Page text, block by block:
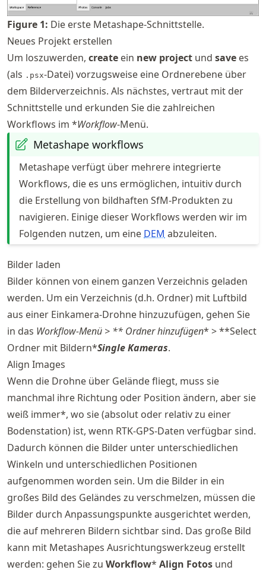
Figure 1: Die erste Metashape-Schnittstelle.
Neues Projekt erstellen
Um loszuwerden, create ein new project und save es
(als .psx-Datei) vorzugsweise eine Ordnerebene über
dem Bilderverzeichnis. Als nächstes, vertraut mit der
Schnittstelle und erkunden Sie die zahlreichen
Workflows im *Workflow-Menü.
Metashape workflows
Metashape verfügt über mehrere integrierte
Workflows, die es uns ermöglichen, intuitiv durch
die Erstellung von bildhaften SfM-Produkten zu
navigieren. Einige dieser Workflows werden wir im
Folgenden nutzen, um eine DEM abzuleiten.
Bilder laden
Bilder können von einem ganzen Verzeichnis geladen
werden. Um ein Verzeichnis (d.h. Ordner) mit Luftbild
aus einer Einkamera-Drohne hinzuzufügen, gehen Sie
in das Workflow-Menü > ** Ordner hinzufügen* > **Select
Ordner mit Bildern*Single Kameras.
Align Images
Wenn die Drohne über Gelände fliegt, muss sie
manchmal ihre Richtung oder Position ändern, aber sie
weiß immer*, wo sie (absolut oder relativ zu einer
Bodenstation) ist, wenn RTK-GPS-Daten verfügbar sind.
Dadurch können die Bilder unter unterschiedlichen
Winkeln und unterschiedlichen Positionen
aufgenommen worden sein. Um die Bilder in ein
großes Bild des Geländes zu verschmelzen, müssen die
Bilder durch Anpassungspunkte ausgerichtet werden,
die auf mehreren Bildern sichtbar sind. Das große Bild
kann mit Metashapes Ausrichtungswerkzeug erstellt
werden: gehen Sie zu Workflow* Align Fotos und